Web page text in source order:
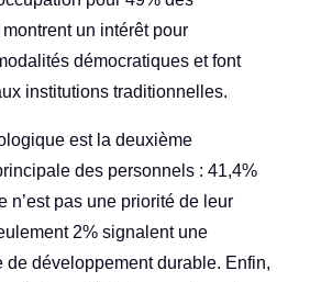
un intérêt pour
démocratiques et font
institutions traditionnelles.
est la deuxième
des personnels : 41,4%
n’est pas une priorité de leur
2% signalent une
de développement durable. Enfin,